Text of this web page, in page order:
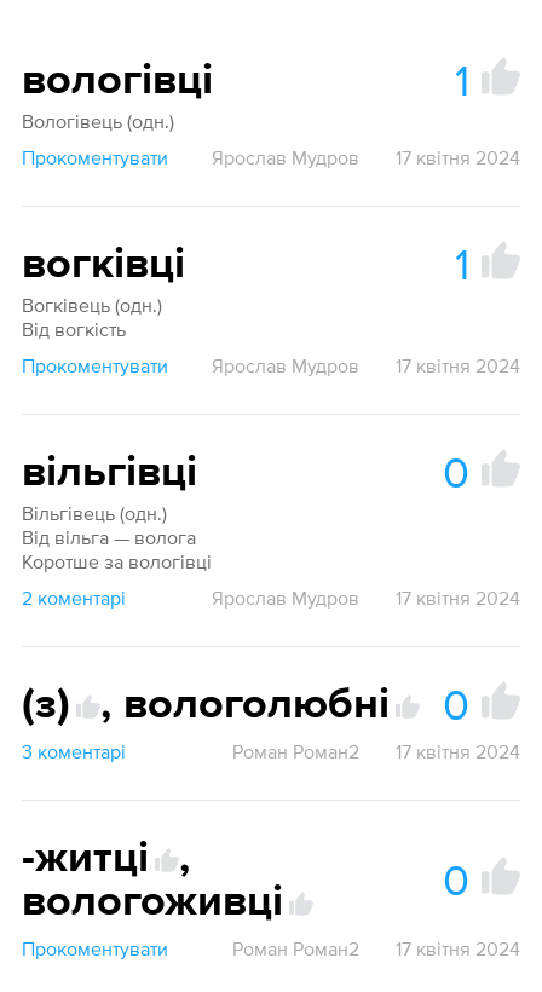
вологівці 1
Вологівець (одн.)
Прокоментувати
Ярослав Мудров 17 квітня 2024
вогківці 1
Вогківець (одн.)
Від вогкість
Прокоментувати
Ярослав Мудров 17 квітня 2024
вільгівці 0
Вільгівець (одн.)
Від вільга — волога
Коротше за вологівці
2 коментарі
Ярослав Мудров 17 квітня 2024
(з) , вологолюбні 0
3 коментарі Роман Роман2 17 квітня 2024
-житці
,
вологоживці
0
Прокоментувати Роман Роман2 17 квітня 2024